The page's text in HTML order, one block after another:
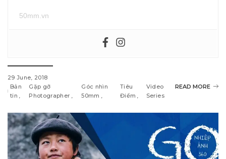
50mm.vn
29 June, 2018
Bản
tin
Gặp gỡ
Photographer
Góc nhìn
50mm
Tiêu
Điểm
Video
Series
READ MORE